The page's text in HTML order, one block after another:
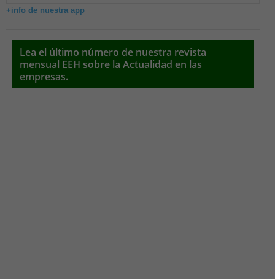
+info de nuestra app
Lea el último número de nuestra revista
mensual EEH sobre la Actualidad en las
empresas.